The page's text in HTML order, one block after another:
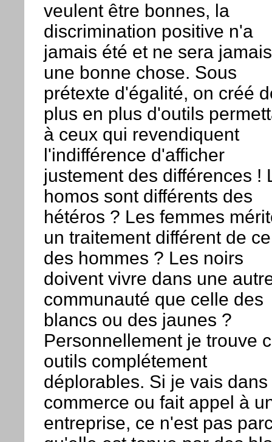
veulent être bonnes, la
discrimination positive n'a
jamais été et ne sera jamais
une bonne chose. Sous
prétexte d'égalité, on créé
plus en plus d'outils
à ceux qui revendiquent
l'indifférence d'afficher
justement des différences !
homos sont différents des
hétéros ? Les femmes
un traitement différent de
des hommes ? Les noirs
doivent vivre dans une
communauté que celle des
blancs ou des jaunes ?
Personnellement je trouve
outils complétement
déplorables. Si je vais dans
commerce ou fait appel à
entreprise, ce n'est pas